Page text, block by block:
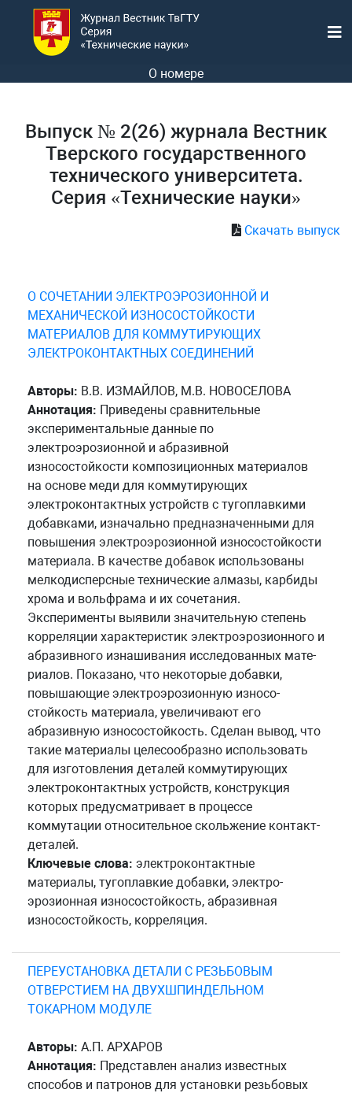
О номере
Выпуск № 2(26) журнала Вестник
Тверского государственного
технического университета.
Серия «Технические науки»
Скачать выпуск
О СОЧЕТАНИИ ЭЛЕКТРОЭРОЗИОННОЙ И
МЕХАНИЧЕСКОЙ ИЗНОСОСТОЙКОСТИ
МАТЕРИАЛОВ ДЛЯ КОММУТИРУЮЩИХ
ЭЛЕКТРОКОНТАКТНЫХ СОЕДИНЕНИЙ
Авторы: В.В. ИЗМАЙЛОВ, М.В. НОВОСЕЛОВА
Аннотация: Приведены сравнительные
экспериментальные данные по
электроэрозионной и абразивной
износостойкости композиционных материалов
на основе меди для коммутирующих
электроконтактных устройств с тугоплавкими
добавками, изначально предназначенными для
повышения электроэрозионной износостойкости
материала. В качестве добавок использованы
мелкодисперсные технические алмазы, карбиды
хрома и вольфрама и их сочетания.
Эксперименты выявили значительную степень
корреляции характеристик электроэрозионного и
абразивного изнашивания исследованных мате-
риалов. Показано, что некоторые добавки,
повышающие электроэрозионную износо-
стойкость материала, увеличивают его
абразивную износостойкость. Сделан вывод, что
такие материалы целесообразно использовать
для изготовления деталей коммутирующих
электроконтактных устройств, конструкция
которых предусматривает в процессе
коммутации относительное скольжение контакт-
деталей.
Ключевые слова: электроконтактные
материалы, тугоплавкие добавки, электро-
эрозионная износостойкость, абразивная
износостойкость, корреляция.
ПЕРЕУСТАНОВКА ДЕТАЛИ С РЕЗЬБОВЫМ
ОТВЕРСТИЕМ НА ДВУХШПИНДЕЛЬНОМ
ТОКАРНОМ МОДУЛЕ
Авторы: А.П. АРХАРОВ
Аннотация: Представлен анализ известных
способов и патронов для установки резьбовых